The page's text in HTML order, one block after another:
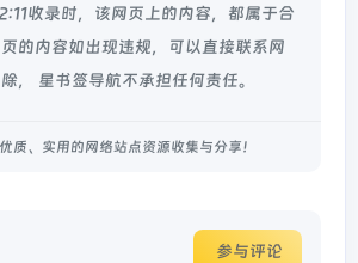
收录时，该网页上的内容，都属于合
的内容如出现违规，可以直接联系网
， 星书签导航不承担任何责任。
质、实用的网络站点资源收集与分享！
参与评论